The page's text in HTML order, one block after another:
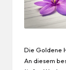
Die Goldene
An diesem